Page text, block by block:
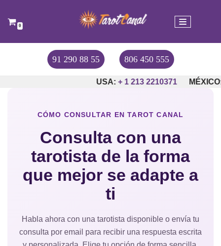
Saltar
0
91 290 88 55 806 450 555
USA:+ 1 213 2210371 MÉXICO:
CÓMO CONSULTAR EN TAROT CANAL
Consulta con una
tarotista de la forma
que mejor se adapte a
ti
Habla ahora con una tarotista disponible o envía tu
consulta por email para recibir una respuesta escrita